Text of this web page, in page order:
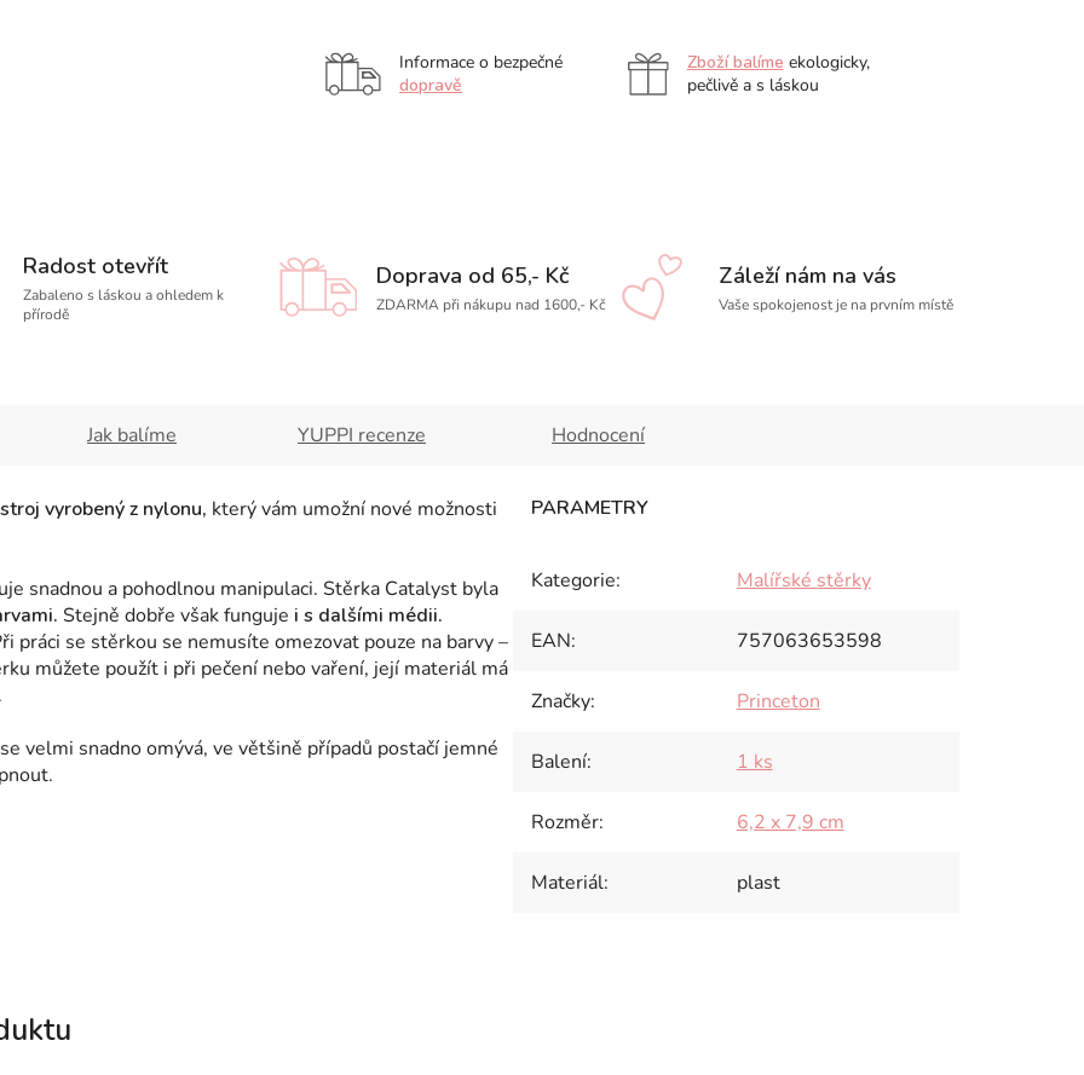
Informace o bezpečné
dopravě
Zboží balíme ekologicky,
pečlivě a s láskou
Radost otevřít
Zabaleno s láskou a ohledem k
přírodě
Doprava od 65,- Kč
ZDARMA při nákupu nad 1600,- Kč
Záleží nám na vás
Vaše spokojenost je na prvním místě
Jak balíme YUPPI recenze Hodnocení
vyrobený z nylonu, který vám umožní nové možnosti
snadnou a pohodlnou manipulaci. Stěrka Catalyst byla
Stejně dobře však funguje i s dalšími médii.
práci se stěrkou se nemusíte omezovat pouze na barvy–
můžete použít i při pečení nebo vaření, její materiál má
velmi snadno omývá, ve většině případů postačí jemné
Kategorie: Malířské stěrky
EAN: 757063653598
Značky: Princeton
Balení: 1 ks
Rozměr: 6,2 x 7,9 cm
Materiál: plast